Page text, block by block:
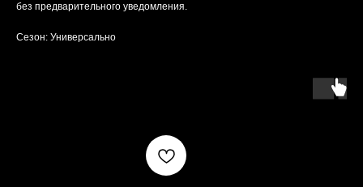
без предварительного уведомления.
Сезон: Универсально